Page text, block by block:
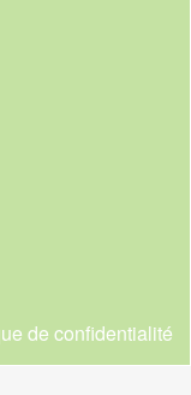
de confidentialité